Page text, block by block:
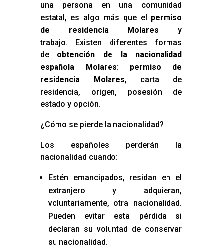
una persona en una comunidad
estatal, es algo más que el permiso
de residencia Molares y
trabajo. Existen diferentes formas
de obtención de la nacionalidad
española Molares: permiso de
residencia Molares, carta de
residencia, origen, posesión de
estado y opción.
¿Cómo se pierde la nacionalidad?
Los españoles perderán la
nacionalidad cuando:
Estén emancipados, residan en el
extranjero y adquieran,
voluntariamente, otra nacionalidad.
Pueden evitar esta pérdida si
declaran su voluntad de conservar
su nacionalidad.